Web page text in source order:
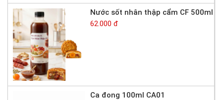
Nước sốt nhân thập cẩm CF 500ml
62.000 đ
Ca đong 100ml CA01